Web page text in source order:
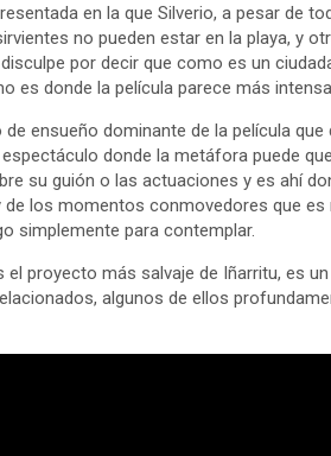
en la que Silverio, a pesar de
no pueden estar en la playa, y
disculpe por decir que como es un
es donde la película parece más
ensueño dominante de la película
donde la metáfora puede
su guión o las actuaciones y es ahí
de los momentos conmovedores que
simplemente para contemplar.
el proyecto más salvaje de Iñarritu, es
algunos de ellos